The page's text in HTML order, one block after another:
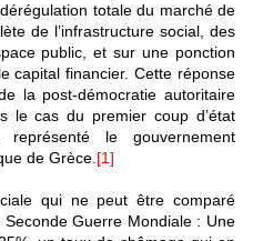
totale du marché de
de l’infrastructure social, des
public, et sur une ponction
capital financier. Cette réponse
la post-démocratie autoritaire
le cas du premier coup d’état
représenté le gouvernement
de Grèce. [1]
qui ne peut être comparé
Guerre Mondiale : Une